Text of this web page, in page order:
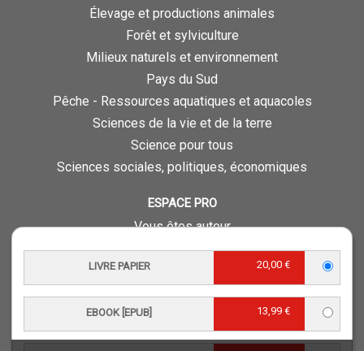
LIVRE PAPIER 20,00 €
EBOOK [EPUB] 13,99 €
Élevage et productions animales
Forêt et sylviculture
Milieux naturels et environnement
Pays du Sud
Pêche - Ressources aquatiques et aquacoles
Sciences de la vie et de la terre
Science pour tous
Sciences sociales, politiques, économiques
ESPACE PRO
Vous êtes auteur
Vous êtes journaliste
Vous êtes libraire
Foreign rights
Procédure d'évaluation